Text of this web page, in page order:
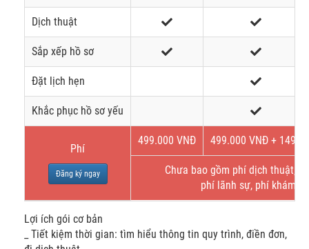
Dịch thuật
Sắp xếp hồ sơ
Đặt lịch hẹn
Khắc phục hồ sơ yếu
Phí
Đăng ký ngay
499.000 VNĐ 499.000 VNĐ + 149$
Chưa bao gồm phí dịch thuật,
phí lãnh sự, phí khám
Lợi ích gói cơ bản
_ Tiết kiệm thời gian: tìm hiểu thông tin quy trình, điền đơn,